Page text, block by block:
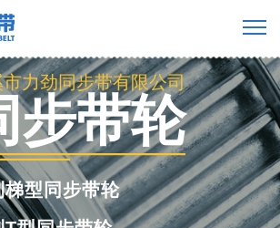
带有限公司
胶同步